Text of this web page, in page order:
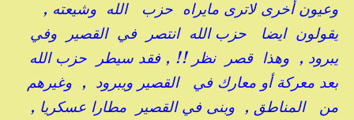
وعيون أخرى لاترى مايراه حزب الله وشيعته ,
يقولون ايضا حزب الله انتصر في القصير وفي
يبرود , وهذا قصر نظر !! , فقد سيطر حزب الله
بعد معركة أو معارك في القصير ويبرود , وغيرهم
من المناطق , وبنى في القصير مطارا عسكريا ,